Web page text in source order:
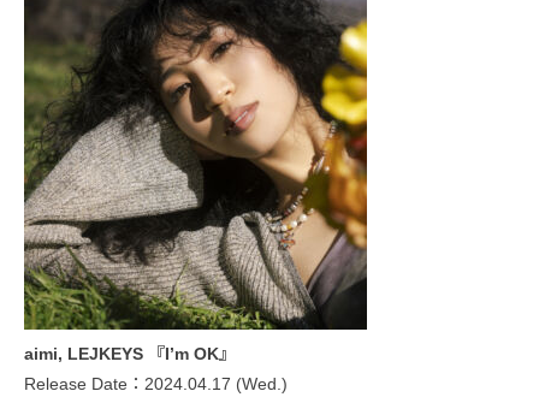
aimi, LEJKEYS 『I’m OK』
Release Date：2024.04.17 (Wed.)